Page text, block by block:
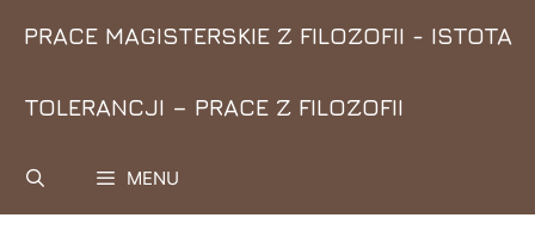
PRACE MAGISTERSKIE Z FILOZOFII - ISTOTA
TOLERANCJI – PRACE Z FILOZOFII
MENU